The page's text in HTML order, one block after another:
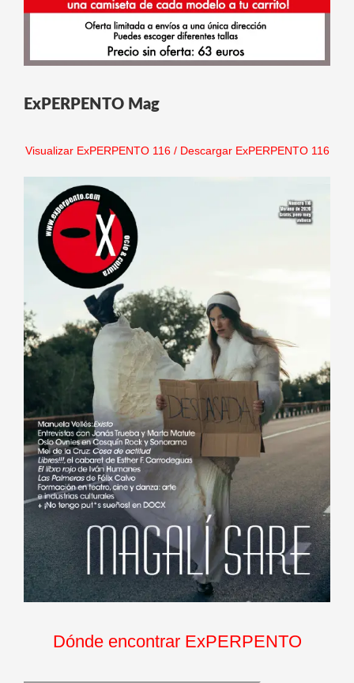
ExPERPENTO Mag
Visualizar ExPERPENTO 116/ Descargar ExPERPENTO 116
Dónde encontrar ExPERPENTO